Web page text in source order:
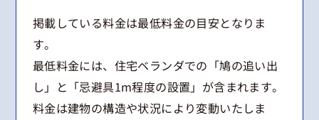
掲載している料金は最低料金の目安となりま
す。
最低料金には、住宅ベランダでの「鳩の追い出
し」と「忌避具1m程度の設置」が含まれます。
料金は建物の構造や状況により変動いたしま